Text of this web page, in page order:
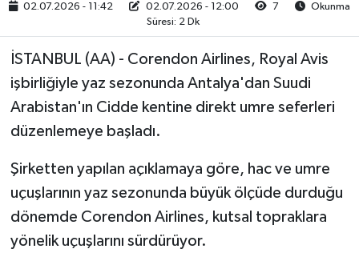
02.07.2026 - 11:42 02.07.2026 - 12:00 7
Okunma
Süresi: 2 Dk
İSTANBUL (AA) - Corendon Airlines, Royal Avis
işbirliğiyle yaz sezonunda Antalya'dan Suudi
Arabistan'ın Cidde kentine direkt umre seferleri
düzenlemeye başladı.
Şirketten yapılan açıklamaya göre, hac ve umre
uçuşlarının yaz sezonunda büyük ölçüde durduğu
dönemde Corendon Airlines, kutsal topraklara
yönelik uçuşlarını sürdürüyor.